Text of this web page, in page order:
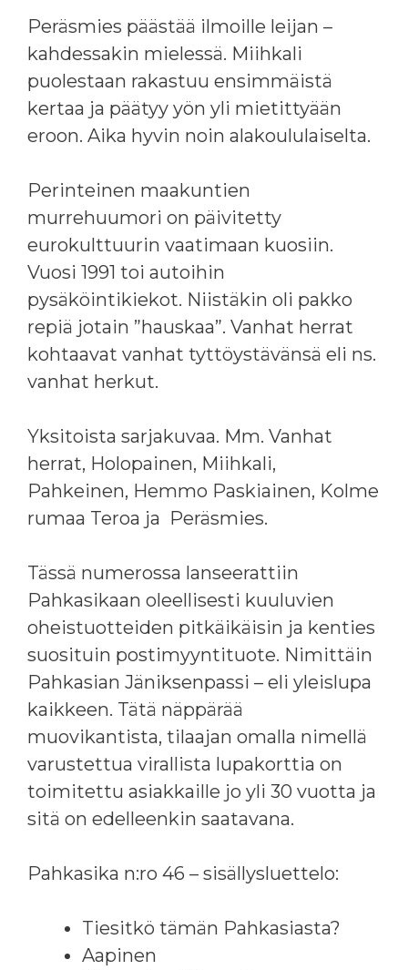
Peräsmies päästää ilmoille leijan –
kahdessakin mielessä. Miihkali
puolestaan rakastuu ensimmäistä
kertaa ja päätyy yön yli mietittyään
eroon. Aika hyvin noin alakoululaiselta.
Perinteinen maakuntien
murrehuumori on päivitetty
eurokulttuurin vaatimaan kuosiin.
Vuosi 1991 toi autoihin
pysäköintikiekot. Niistäkin oli pakko
repiä jotain ”hauskaa”. Vanhat herrat
kohtaavat vanhat tyttöystävänsä eli ns.
vanhat herkut.
Yksitoista sarjakuvaa. Mm. Vanhat
herrat, Holopainen, Miihkali,
Pahkeinen, Hemmo Paskiainen, Kolme
rumaa Teroa ja Peräsmies.
Tässä numerossa lanseerattiin
Pahkasikaan oleellisesti kuuluvien
oheistuotteiden pitkäikäisin ja kenties
suosituin postimyyntituote. Nimittäin
Pahkasian Jäniksenpassi – eli yleislupa
kaikkeen. Tätä näppärää
muovikantista, tilaajan omalla nimellä
varustettua virallista lupakorttia on
toimitettu asiakkaille jo yli 30 vuotta ja
sitä on edelleenkin saatavana.
Pahkasika n:ro 46 – sisällysluettelo:
Tiesitkö tämän Pahkasiasta?
Aapinen